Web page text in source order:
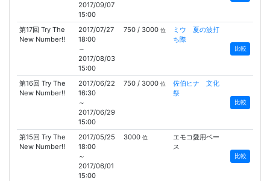
2017/09/07
15:00
第17回 Try The
New Number!!
2017/07/27
18:00
～
2017/08/03
15:00
750 / 3000位
ミウ 夏の波打
ち際
比較
第16回 Try The
New Number!!
2017/06/22
16:30
～
2017/06/29
15:00
750 / 3000位
佐伯ヒナ 文化
祭
比較
第15回 Try The
New Number!!
2017/05/25
18:00
～
2017/06/01
15:00
3000位
エモコ愛用ベー
ス
比較